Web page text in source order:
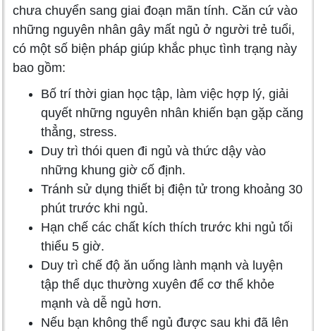
chưa chuyển sang giai đoạn mãn tính. Căn cứ vào
những nguyên nhân gây mất ngủ ở người trẻ tuổi,
có một số biện pháp giúp khắc phục tình trạng này
bao gồm:
Bố trí thời gian học tập, làm việc hợp lý, giải
quyết những nguyên nhân khiến bạn gặp căng
thẳng, stress.
Duy trì thói quen đi ngủ và thức dậy vào
những khung giờ cố định.
Tránh sử dụng thiết bị điện tử trong khoảng 30
phút trước khi ngủ.
Hạn chế các chất kích thích trước khi ngủ tối
thiểu 5 giờ.
Duy trì chế độ ăn uống lành mạnh và luyện
tập thể dục thường xuyên để cơ thể khỏe
mạnh và dễ ngủ hơn.
Nếu bạn không thể ngủ được sau khi đã lên